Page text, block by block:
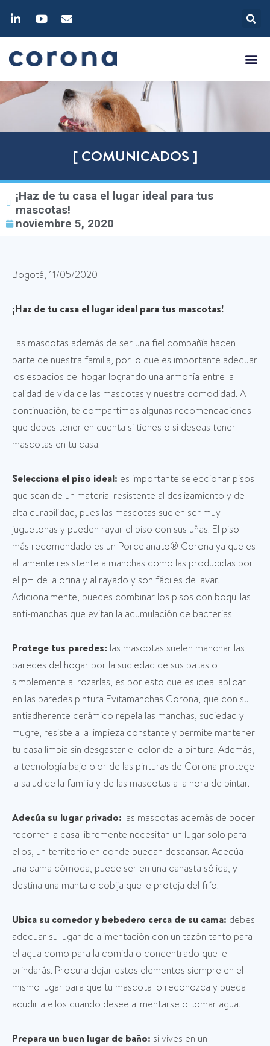
[ COMUNICADOS ]
¡Haz de tu casa el lugar ideal para tus
mascotas!
noviembre 5, 2020
Bogotá, 11/05/2020
¡Haz de tu casa el lugar ideal para tus mascotas!
Las mascotas además de ser una fiel compañía hacen
parte de nuestra familia, por lo que es importante adecuar
los espacios del hogar logrando una armonía entre la
calidad de vida de las mascotas y nuestra comodidad. A
continuación, te compartimos algunas recomendaciones
que debes tener en cuenta si tienes o si deseas tener
mascotas en tu casa.
Selecciona el piso ideal: es importante seleccionar pisos
que sean de un material resistente al deslizamiento y de
alta durabilidad, pues las mascotas suelen ser muy
juguetonas y pueden rayar el piso con sus uñas. El piso
más recomendado es un Porcelanato® Corona ya que es
altamente resistente a manchas como las producidas por
el pH de la orina y al rayado y son fáciles de lavar.
Adicionalmente, puedes combinar los pisos con boquillas
anti-manchas que evitan la acumulación de bacterias.
Protege tus paredes: las mascotas suelen manchar las
paredes del hogar por la suciedad de sus patas o
simplemente al rozarlas, es por esto que es ideal aplicar
en las paredes pintura Evitamanchas Corona, que con su
antiadherente cerámico repela las manchas, suciedad y
mugre, resiste a la limpieza constante y permite mantener
tu casa limpia sin desgastar el color de la pintura. Además,
la tecnología bajo olor de las pinturas de Corona protege
la salud de la familia y de las mascotas a la hora de pintar.
Adecúa su lugar privado: las mascotas además de poder
recorrer la casa libremente necesitan un lugar solo para
ellos, un territorio en donde puedan descansar. Adecúa
una cama cómoda, puede ser en una canasta sólida, y
destina una manta o cobija que le proteja del frío.
Ubica su comedor y bebedero cerca de su cama: debes
adecuar su lugar de alimentación con un tazón tanto para
el agua como para la comida o concentrado que le
brindarás. Procura dejar estos elementos siempre en el
mismo lugar para que tu mascota lo reconozca y pueda
acudir a ellos cuando desee alimentarse o tomar agua.
Prepara un buen lugar de baño: si vives en un